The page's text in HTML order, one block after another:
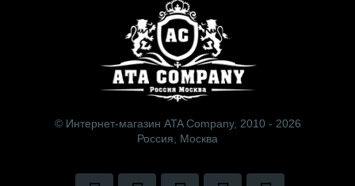
© Интернет-магазин ATA Company, 2010 - 2026
Россия, Москва